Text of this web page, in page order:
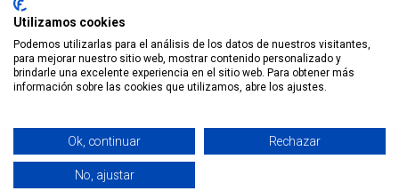
® 2023 todos los derechos reservados.
Mapa Web
Términos
Política de Privacidad
Política de Cookies
Utilizamos cookies
Podemos utilizarlas para el análisis de los datos de nuestros visitantes,
para mejorar nuestro sitio web, mostrar contenido personalizado y
brindarle una excelente experiencia en el sitio web. Para obtener más
información sobre las cookies que utilizamos, abre los ajustes.
Ok, continuar Rechazar
No, ajustar